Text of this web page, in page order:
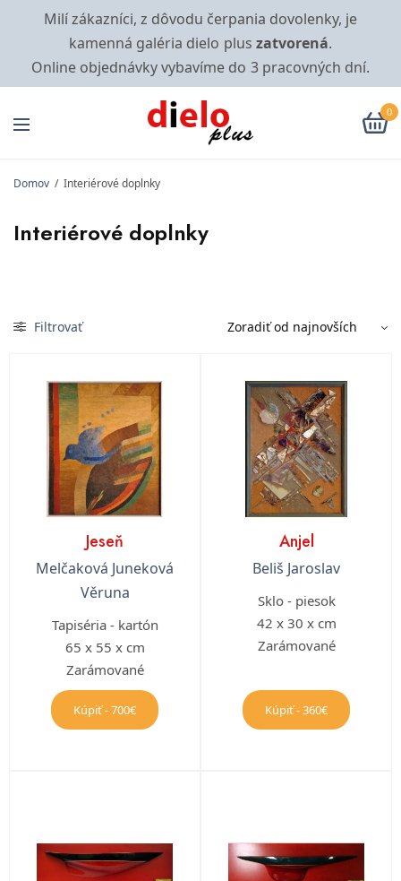
Milí zákazníci, z dôvodu čerpania dovolenky, je
kamenná galéria dielo plus zatvorená.
Online objednávky vybavíme do 3 pracovných dní.
0
Domov / Interiérové doplnky
Interiérové doplnky
Filtrovať
Jeseň
Melčaková Juneková
Věruna
Tapiséria - kartón
65 x 55 x cm
Zarámované
Kúpiť - 700€
Anjel
Beliš Jaroslav
Sklo - piesok
42 x 30 x cm
Zarámované
Kúpiť - 360€